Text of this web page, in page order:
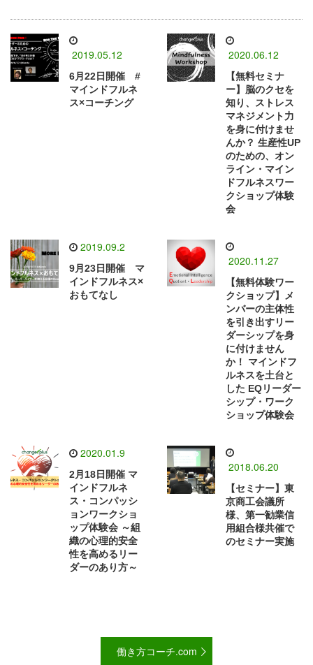
2019.05.12
6月22日開催 #
マインドフルネ
ス×コーチング
2020.06.12
【無料セミナ
ー】脳のクセを
知り、ストレス
マネジメント力
を身に付けませ
んか？ 生産性UP
のための、オン
ライン・マイン
ドフルネスワー
クショップ体験
会
2019.09.2
9月23日開催 マ
インドフルネス×
おもてなし
2020.11.27
【無料体験ワー
クショップ】メ
ンバーの主体性
を引き出すリー
ダーシップを身
に付けません
か！ マインドフ
ルネスを土台と
した EQリーダー
シップ・ワーク
ショップ体験会
2020.01.9
2月18日開催 マ
インドフルネ
ス・コンパッシ
ョンワークショ
ップ体験会 ～組
織の心理的安全
性を高めるリー
ダーのあり方～
2018.06.20
【セミナー】東
京商工会議所
様、第一勧業信
用組合様共催で
のセミナー実施
働き方コーチ.com